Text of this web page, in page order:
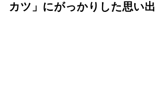
カツ」にがっかりした思い出